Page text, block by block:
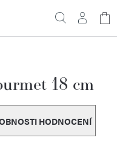
18 cm
HODNOCENÍ